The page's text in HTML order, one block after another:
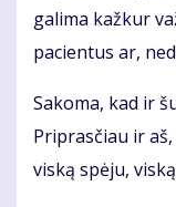
galima kažkur
pacientus ar,
Sakoma, kad ir
Priprasčiau ir
viską spėju,